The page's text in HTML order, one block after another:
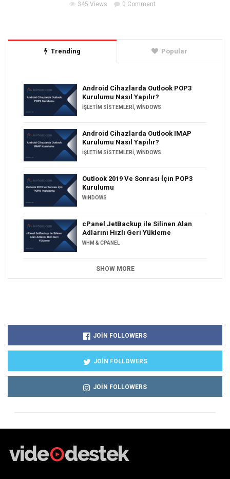
345 Views 0 Comment
Trending Popular
Android Cihazlarda Outlook POP3
Kurulumu Nasıl Yapılır?
İŞLETIM SISTEMLERI, WINDOWS
Android Cihazlarda Outlook IMAP
Kurulumu Nasıl Yapılır?
İŞLETIM SISTEMLERI, WINDOWS
Outlook 2019 Ve Sonrası İçin POP3
Kurulumu
WINDOWS
cPanel JetBackup ile Silinen Alan
Adlarını Hızlı Geri Yükleme
WHM & CPANEL
SHOW MORE
JOIN FOLLOWERS
JOIN FOLLOWERS
JOIN FOLLOWERS